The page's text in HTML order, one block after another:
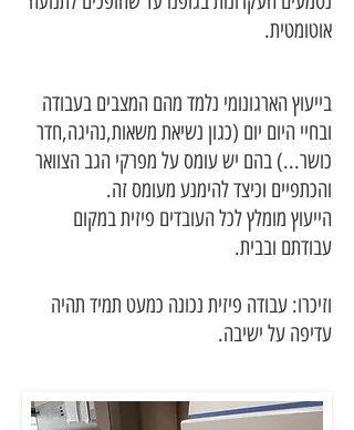
אוטומטית.
בייעוץ הארגונומי נלמד מהם המצבים בעבודה
ובחיי היום יום (כגון נשיאת משאות,נהיגה,חדר
כושר...) בהם יש עומס על מפרקי הגב הצוואר
והכתפיים וכיצד להימנע מעומס זה.
הייעוץ מומלץ לכל העובדים פיזית במקום
עבודתם ובבית.
וזיכרו: עבודה פיזית נכונה כמעט תמיד תהיה
עדיפה על ישיבה.